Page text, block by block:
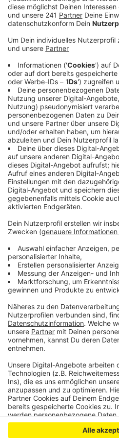
Anzeige
Veröffentlicht:Mittwoch,
Anzeige
Die Kölner Polizei fahndet
Mann, der im Verdacht steht,
Karnevalszugs in Köln-
skurrilen Vorfall verursacht zu
Nach Angaben der Ermittler
einen als König verkleideten
haben. Dabei habe er ein
jedoch nicht, um Geld zu
des Mannes zu verlangen.
Der mutmaßliche Täter ist
"Julius Cäsar" bekannt. Die
Bevölkerung zu erhalten.
Wer den Mann erkennt oder
Aufenthaltsort geben kann,
Polizei zu melden. Die Fotos
Polizei.
Anzeige
Anzeige